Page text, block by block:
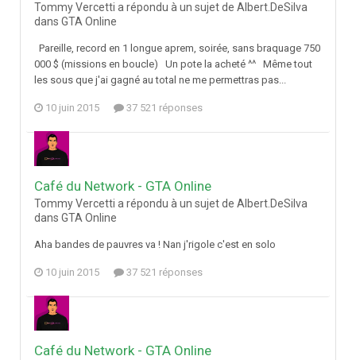
Tommy Vercetti a répondu à un sujet de Albert.DeSilva
dans GTA Online
Pareille, record en 1 longue aprem, soirée, sans braquage 750
000 $ (missions en boucle) Un pote la acheté ^^ Même tout
les sous que j'ai gagné au total ne me permettras pas...
10 juin 2015 37 521 réponses
Café du Network - GTA Online
Tommy Vercetti a répondu à un sujet de Albert.DeSilva
dans GTA Online
Aha bandes de pauvres va ! Nan j'rigole c'est en solo
10 juin 2015 37 521 réponses
Café du Network - GTA Online